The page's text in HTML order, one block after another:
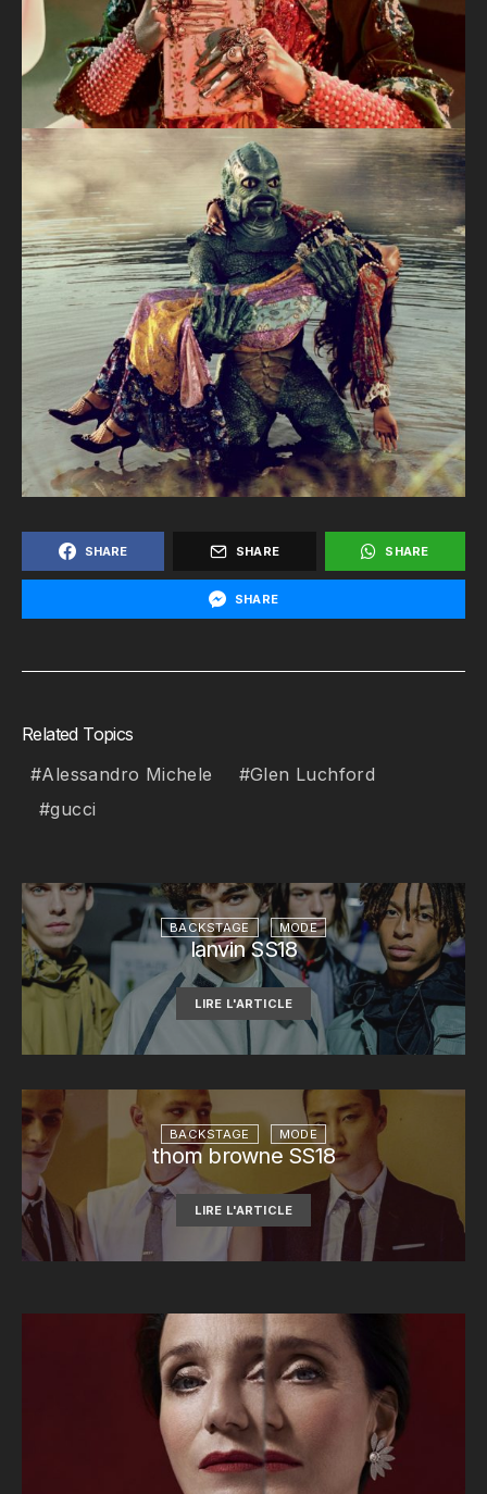
SHARE SHARE SHARE
SHARE
Related Topics
Alessandro Michele
Glen Luchford
gucci
BACKSTAGE MODE
lanvin SS18
LIRE L'ARTICLE
BACKSTAGE MODE
thom browne SS18
LIRE L'ARTICLE